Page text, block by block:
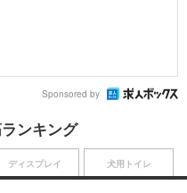
Sponsored by
ンキング
ディスプレイ 犬用トイレ